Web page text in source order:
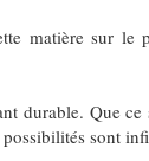
matière sur le
durable. Que
sont